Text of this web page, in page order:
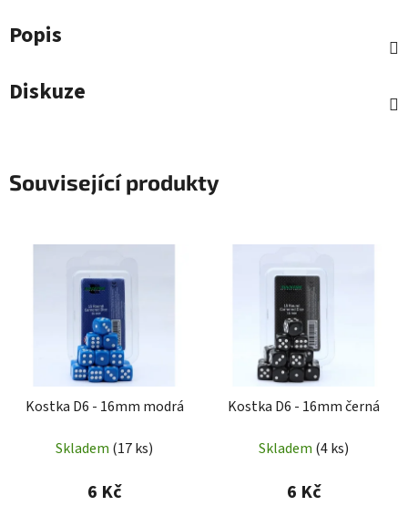
Popis
Diskuze
Související produkty
Kostka D6 - 16mm modrá
Skladem (17 ks)
6 Kč
Kostka D6 - 16mm černá
Skladem (4 ks)
6 Kč